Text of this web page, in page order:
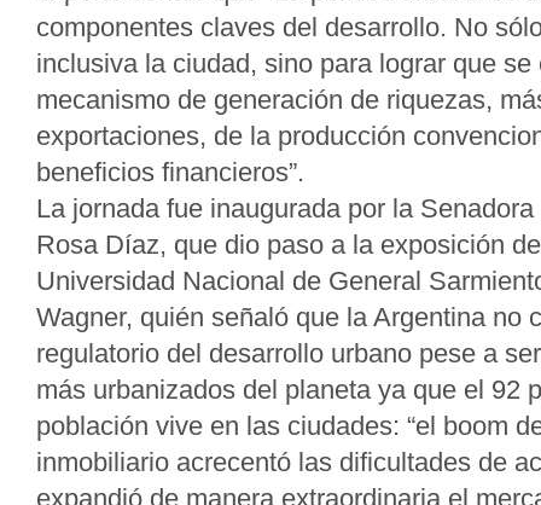
componentes claves del desarrollo. No
inclusiva la ciudad, sino para lograr que se
mecanismo de generación de riquezas,
exportaciones, de la producción
beneficios financieros”.
La jornada fue inaugurada por la
Rosa Díaz, que dio paso a la exposición
Universidad Nacional de General
Wagner, quién señaló que la Argentina no
regulatorio del desarrollo urbano pese a
más urbanizados del planeta ya que el 92
población vive en las ciudades: “el boom
inmobiliario acrecentó las dificultades de
expandió de manera extraordinaria el